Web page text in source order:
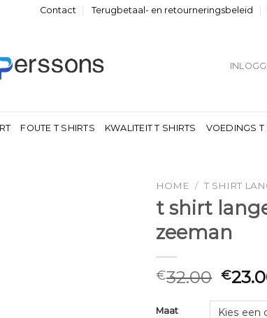
Contact Terugbetaal- en retourneringsbeleid
FOUTE T SHIRTS KWALITEIT T SHIRTS VOEDINGS T
HOME / T SHIRT
t shirt
zeeman
€32.00 €
Maat